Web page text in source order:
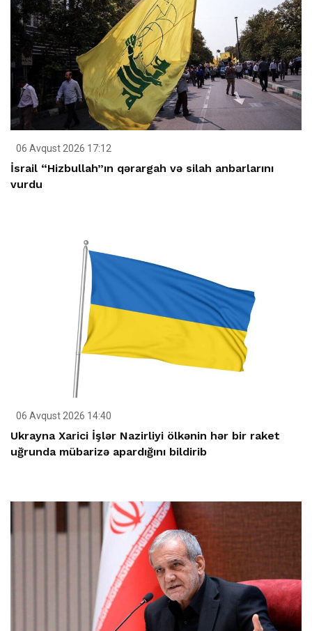
06 Avqust 2026 17:12
İsrail “Hizbullah”ın qərargah və silah anbarlarını
vurdu
06 Avqust 2026 14:40
Ukrayna Xarici İşlər Nazirliyi ölkənin hər bir raket
uğrunda mübarizə apardığını bildirib